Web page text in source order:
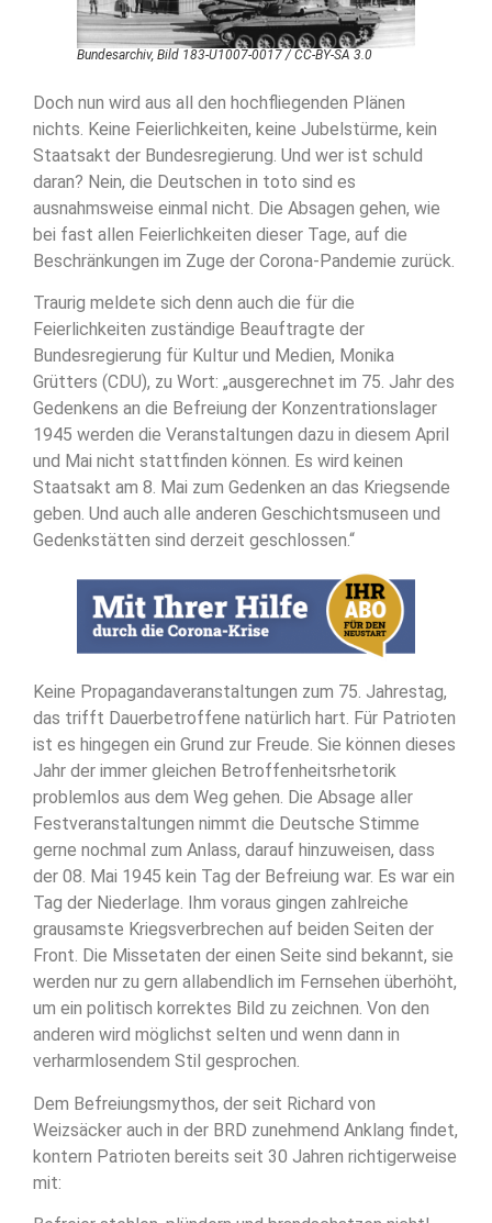
Bundesarchiv, Bild 183-U1007-0017 / CC-BY-SA 3.0
Doch nun wird aus all den hochfliegenden Plänen
nichts. Keine Feierlichkeiten, keine Jubelstürme, kein
Staatsakt der Bundesregierung. Und wer ist schuld
daran? Nein, die Deutschen in toto sind es
ausnahmsweise einmal nicht. Die Absagen gehen, wie
bei fast allen Feierlichkeiten dieser Tage, auf die
Beschränkungen im Zuge der Corona-Pandemie zurück.
Traurig meldete sich denn auch die für die
Feierlichkeiten zuständige Beauftragte der
Bundesregierung für Kultur und Medien, Monika
Grütters (CDU), zu Wort: „ausgerechnet im 75. Jahr des
Gedenkens an die Befreiung der Konzentrationslager
1945 werden die Veranstaltungen dazu in diesem April
und Mai nicht stattfinden können. Es wird keinen
Staatsakt am 8. Mai zum Gedenken an das Kriegsende
geben. Und auch alle anderen Geschichtsmuseen und
Gedenkstätten sind derzeit geschlossen.“
Keine Propagandaveranstaltungen zum 75. Jahrestag,
das trifft Dauerbetroffene natürlich hart. Für Patrioten
ist es hingegen ein Grund zur Freude. Sie können dieses
Jahr der immer gleichen Betroffenheitsrhetorik
problemlos aus dem Weg gehen. Die Absage aller
Festveranstaltungen nimmt die Deutsche Stimme
gerne nochmal zum Anlass, darauf hinzuweisen, dass
der 08. Mai 1945 kein Tag der Befreiung war. Es war ein
Tag der Niederlage. Ihm voraus gingen zahlreiche
grausamste Kriegsverbrechen auf beiden Seiten der
Front. Die Missetaten der einen Seite sind bekannt, sie
werden nur zu gern allabendlich im Fernsehen überhöht,
um ein politisch korrektes Bild zu zeichnen. Von den
anderen wird möglichst selten und wenn dann in
verharmlosendem Stil gesprochen.
Dem Befreiungsmythos, der seit Richard von
Weizsäcker auch in der BRD zunehmend Anklang findet,
kontern Patrioten bereits seit 30 Jahren richtigerweise
mit: